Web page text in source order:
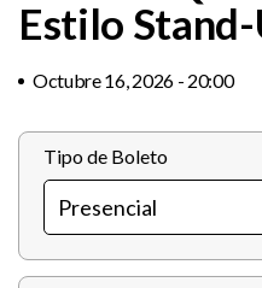
Estilo
Octubre 16, 2026 - 20:00
Tipo de Boleto